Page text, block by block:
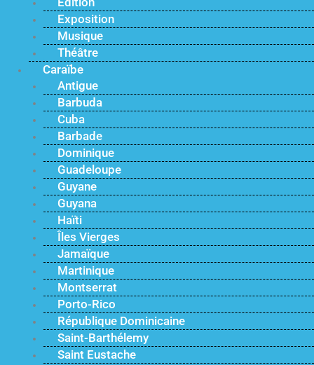
Exposition
Musique
Théâtre
Caraïbe
Antigue
Barbuda
Cuba
Barbade
Dominique
Guadeloupe
Guyane
Guyana
Haïti
Îles Vierges
Jamaïque
Martinique
Montserrat
Porto-Rico
République Dominicaine
Saint-Barthélemy
Saint Eustache